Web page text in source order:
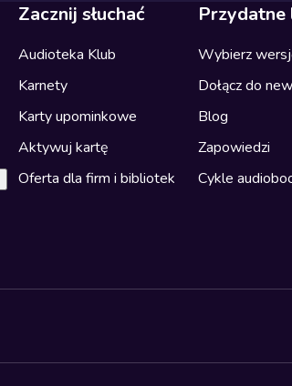
Zacznij słuchać
Audioteka Klub
Karnety
Karty upominkowe
Aktywuj kartę
Oferta dla firm i bibliotek
Przydatne
Wybierz
Dołącz do
Blog
Zapowiedzi
Cykle